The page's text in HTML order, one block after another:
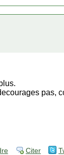
pas,
Citer